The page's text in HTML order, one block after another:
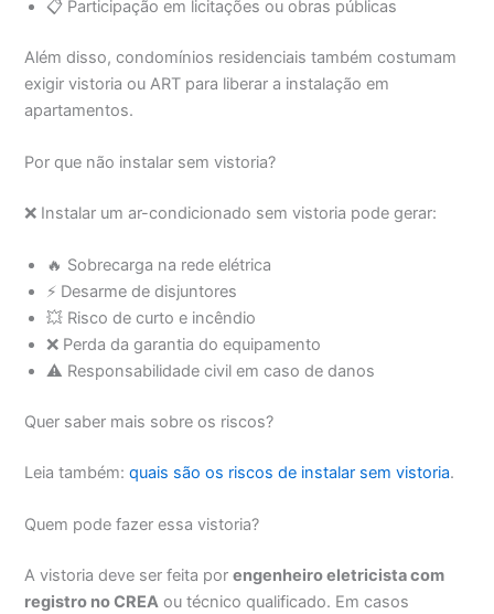
📋 Participação em licitações ou obras públicas
Além disso, condomínios residenciais também costumam
exigir vistoria ou ART para liberar a instalação em
apartamentos.
Por que não instalar sem vistoria?
❌ Instalar um ar-condicionado sem vistoria pode gerar:
🔥 Sobrecarga na rede elétrica
⚡ Desarme de disjuntores
💥 Risco de curto e incêndio
❌ Perda da garantia do equipamento
⚠️ Responsabilidade civil em caso de danos
Quer saber mais sobre os riscos?
Leia também:quais são os riscos de instalar sem vistoria.
Quem pode fazer essa vistoria?
A vistoria deve ser feita porengenheiro eletricista com
registro no CREA ou técnico qualificado. Em casos